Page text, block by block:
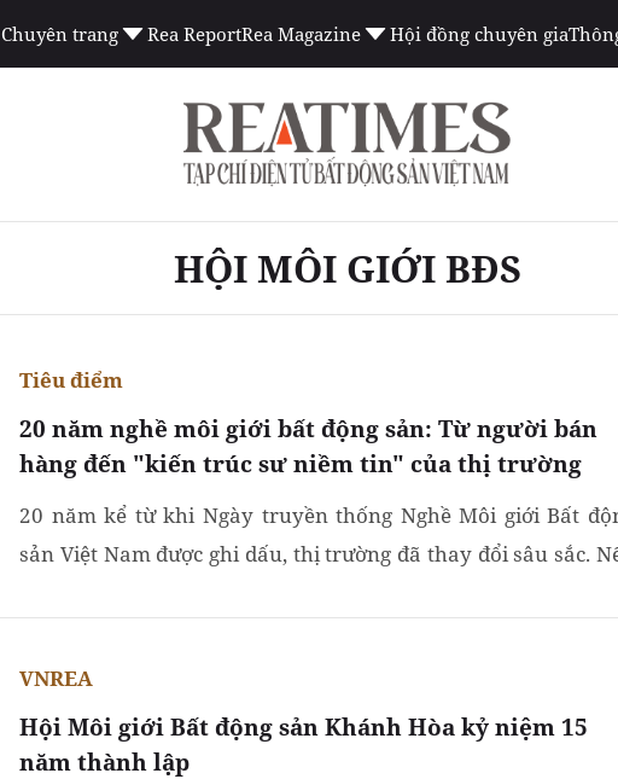
Chuyên trang Rea ReportRea Magazine Hội đồng chuyên gia
HỘI MÔI GIỚI BĐS
20 năm nghề môi giới bất động sản: Từ người bán
hàng đến "kiến trúc sư niềm tin" của thị trường
Tiêu điểm
20 năm kể từ khi Ngày truyền thống Nghề Môi giới Bất
sản Việt Nam được ghi dấu, thị trường đã thay đổi sâu sắc.
Hội Môi giới Bất động sản Khánh Hòa kỷ niệm 15
năm thành lập
VNREA